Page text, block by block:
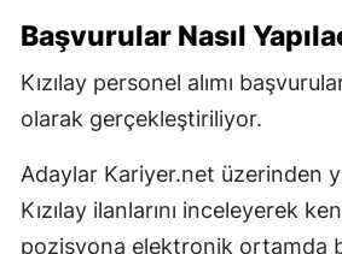
Başvurular Nasıl
Kızılay personel alımı
olarak gerçekleştiriliyor.
Adaylar Kariyer.net üzerinden
Kızılay ilanlarını inceleyerek
pozisyona elektronik ortamda